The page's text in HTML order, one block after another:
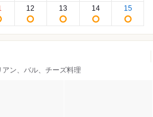
12 13 14 15
ン、バル、チーズ料理